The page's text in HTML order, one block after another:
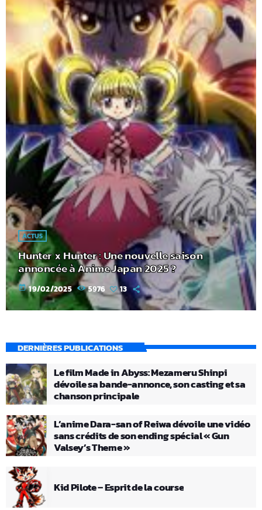
ACTUS
Hunter x Hunter : Une nouvelle saison
annoncée à Anime Japan 2025 ?
today 19/02/2025 5976 13
DERNIÈRES PUBLICATIONS
Le film Made in Abyss: Mezameru Shinpi
dévoile sa bande-annonce, son casting et sa
chanson principale
L’anime Dara-san of Reiwa dévoile une vidéo
sans crédits de son ending spécial « Gun
Valsey’s Theme »
Kid Pilote – Esprit de la course